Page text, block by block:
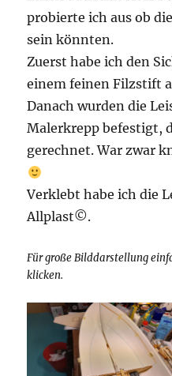
probierte ich aus ob
sein könnten.
Zuerst habe ich den
einem feinen Filzstift
Danach wurden die
Malerkrepp befestigt,
gerechnet. War zwar
Verklebt habe ich die
Allplast©.
Für große Bilddarstellung
klicken.